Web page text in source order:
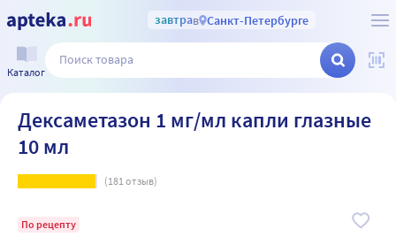
завтрав Санкт-Петербурге
Каталог
Дексаметазон 1 мг/мл капли глазные
10 мл
(181отзыв)
По рецепту